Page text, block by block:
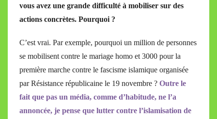
vous avez une grande difficulté à mobiliser sur des
actions concrètes. Pourquoi ?
C’est vrai. Par exemple, pourquoi un million de personnes
se mobilisent contre le mariage homo et 3000 pour la
première marche contre le fascisme islamique organisée
par Résistance républicaine le 19 novembre ? Outre le
fait que pas un média, comme d’habitude, ne l’a
annoncée, je pense que lutter contre l’islamisation de